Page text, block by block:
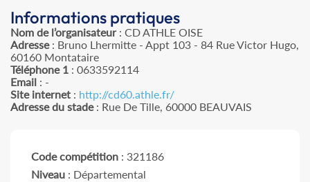
Informations pratiques
Nom de l’organisateur: CD ATHLE OISE
Adresse: Bruno Lhermitte - Appt 103 - 84 Rue Victor Hugo,
60160 Montataire
Téléphone 1 : 0633592114
Email : -
Site internet : http://cd60.athle.fr/
Adresse du stade: Rue De Tille, 60000 BEAUVAIS
Code compétition : 321186
Niveau : Départemental